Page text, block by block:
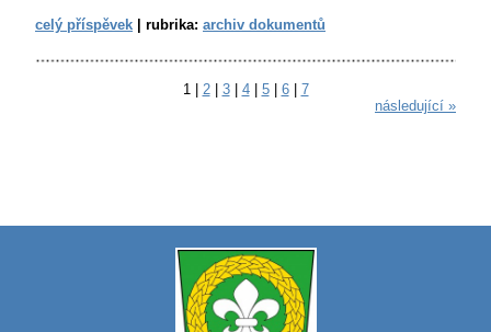
celý příspěvek rubrika: archiv dokumentů
1 2 3 4 5 6
7
následující »